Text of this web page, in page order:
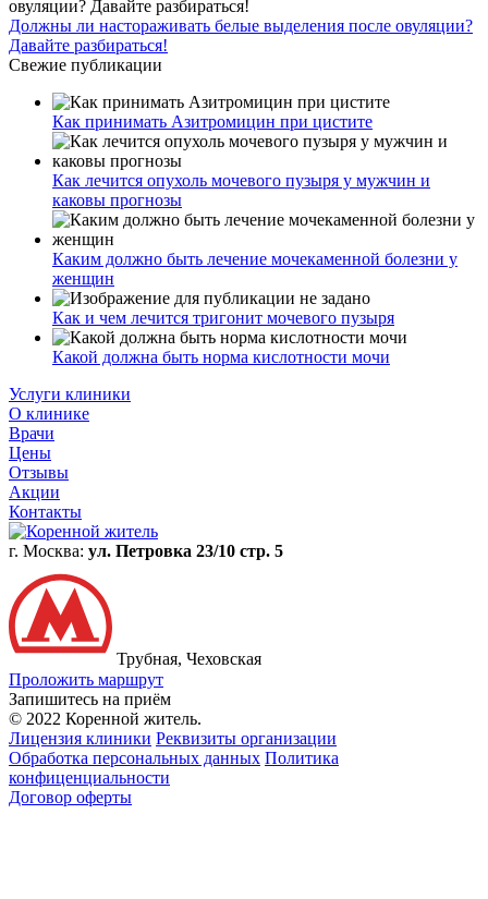
Должны ли настораживать белые выделения после овуляции?
Давайте разбираться!
Свежие публикации
Как принимать Азитромицин при цистите
Как лечится опухоль мочевого пузыря у мужчин и
каковы прогнозы
Каким должно быть лечение мочекаменной болезни у
женщин
Как и чем лечится тригонит мочевого пузыря
Какой должна быть норма кислотности мочи
Услуги клиники
О клинике
Врачи
Цены
Отзывы
Акции
Контакты
г. Москва: ул. Петровка 23/10 стр. 5
Трубная, Чеховская
Проложить маршрут
Запишитесь на приём
© 2022 Коренной житель.
Лицензия клиники Реквизиты организации
Обработка персональных данных Политика
конфиценциальности
Договор оферты